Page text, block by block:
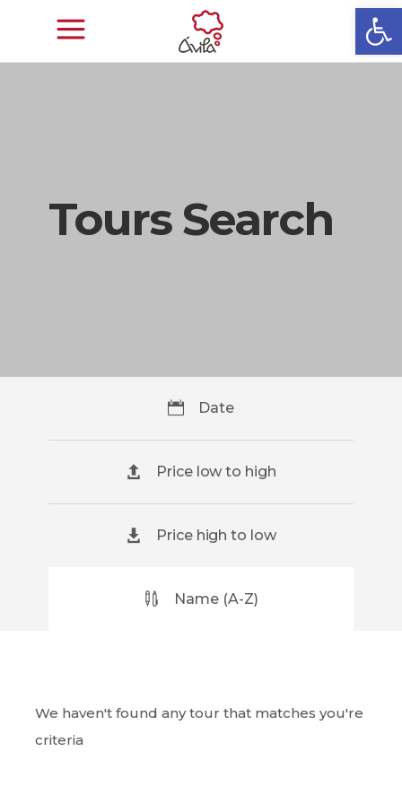
Tours Search
Date
Price low to high
Price high to low
Name (A-Z)
We haven't found any tour that matches you're
criteria